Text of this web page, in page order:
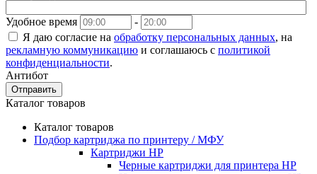
Удобное время
-
Я даю согласие на обработку персональных данных, на
рекламную коммуникацию и соглашаюсь с политикой
конфиденциальности.
Антибот
Отправить
Каталог товаров
Каталог товаров
Подбор картриджа по принтеру / МФУ
Картриджи HP
Черные картриджи для принтера HP